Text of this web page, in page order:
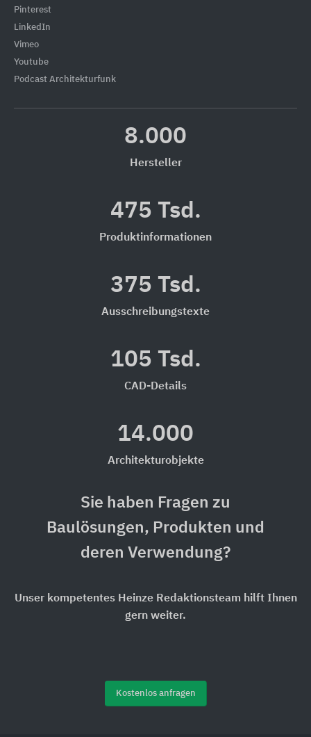
Pinterest
LinkedIn
Vimeo
Youtube
Podcast Architekturfunk
8.000
Hersteller
475 Tsd.
Produktinformationen
375 Tsd.
Ausschreibungstexte
105 Tsd.
CAD-Details
14.000
Architekturobjekte
Sie haben Fragen zu
Baulösungen, Produkten und
deren Verwendung?
Unser kompetentes Heinze Redaktionsteam hilft Ihnen
gern weiter.
Kostenlos anfragen